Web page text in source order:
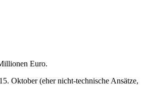
Euro.
Oktober (eher nicht-technische Ansätze,